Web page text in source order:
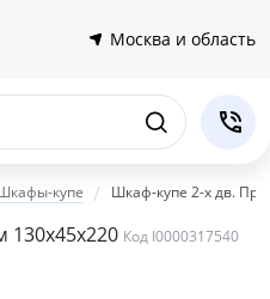
Москва и область
купе Шкаф-купе 2-х дв.
Код I0000317540